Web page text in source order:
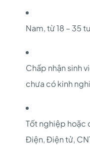
Nam, từ 18 – 35
Chấp nhận sinh
chưa có kinh
Tốt nghiệp hoặc
Điện, Điện tử,